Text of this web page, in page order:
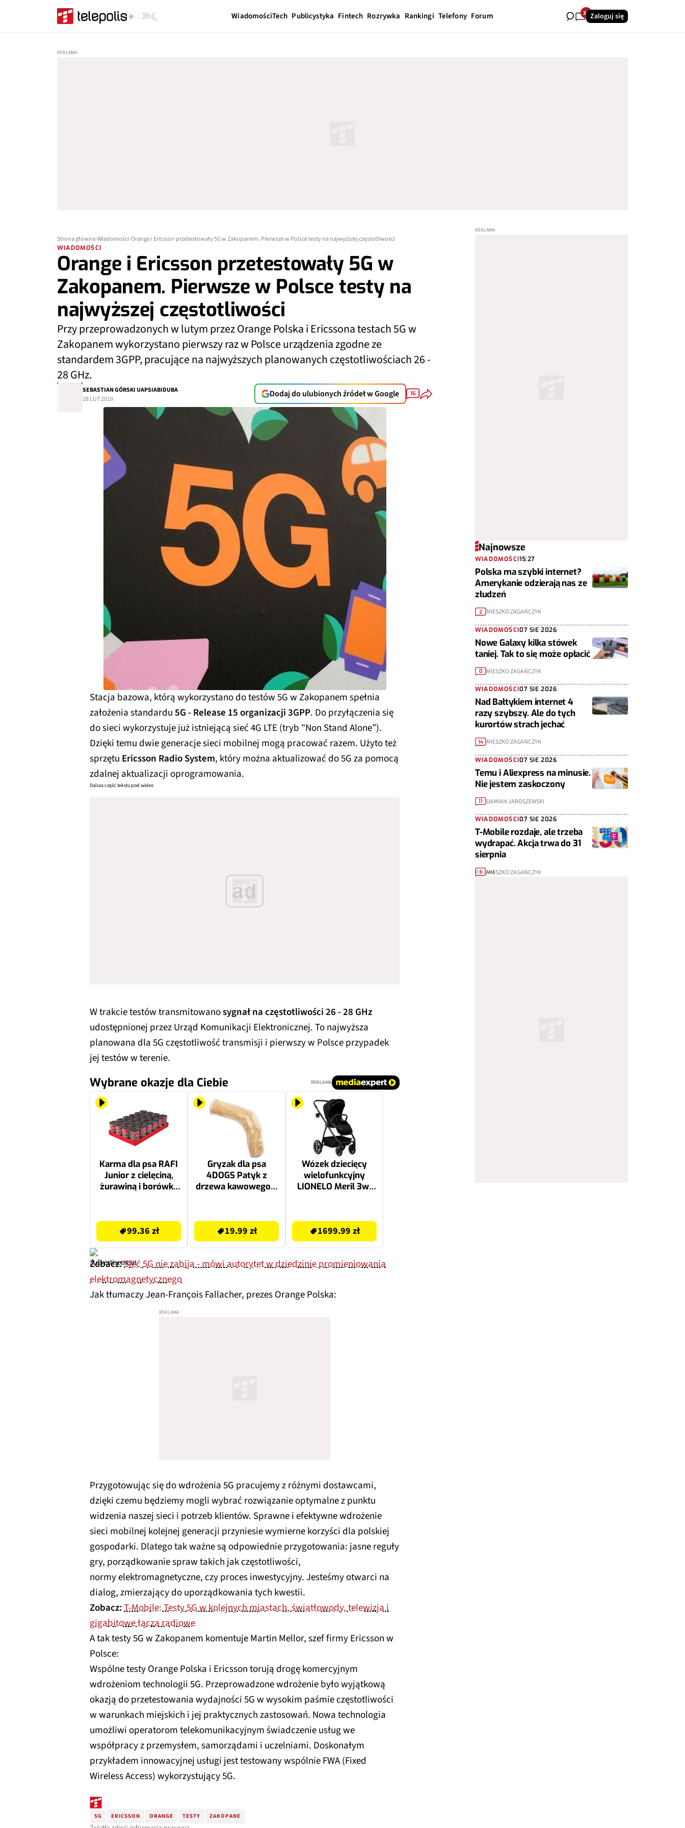
WiadomościTech Publicystyka Fintech Rozrywka Rankingi Telefony Forum 30Zaloguj się
Strona główna Wiadomości Orange i Ericsson przetestowały 5G w Zakopanem. Pierwsze w Polsce testy na najwyższej częstotliwości
WIADOMOŚCI
Orange i Ericsson przetestowały 5G w
Zakopanem. Pierwsze w Polsce testy na
najwyższej częstotliwości
Przy przeprowadzonych w lutym przez Orange Polska i Ericssona testach 5G w
Zakopanem wykorzystano pierwszy raz w Polsce urządzenia zgodne ze
standardem 3GPP, pracujące na najwyższych planowanych częstotliwościach 26 -
28 GHz.
SEBASTIAN GÓRSKI UAPSIABIDUBA
28 LUT 2019
Dodaj do ulubionych źródeł w Google 16
Stacja bazowa, którą wykorzystano do testów 5G w Zakopanem spełnia
założenia standardu5G - Release 15 organizacji 3GPP. Do przyłączenia się
do sieci wykorzystuje już istniejącą sieć 4G LTE (tryb "Non Stand Alone”).
Dzięki temu dwie generacje sieci mobilnej mogą pracować razem. Użyto też
sprzętu Ericsson Radio System, który można aktualizować do 5G za pomocą
zdalnej aktualizacji oprogramowania.
Dalsza część tekstu pod wideo
ad
W trakcie testów transmitowanosygnał na częstotliwości 26 - 28 GHz
udostępnionej przez Urząd Komunikacji Elektronicznej. To najwyższa
planowana dla 5G częstotliwość transmisji i pierwszy w Polsce przypadek
jej testów w terenie.
Wybrane okazje dla Ciebie REKLAMA
Karma dla psa RAFI
Junior z cielęciną,
żurawiną i borówką
99.36 zł
Gryzak dla psa
4DOGS Patyk z
drzewa kawowego L
19.99 zł
Wózek dziecięcy
wielofunkcyjny
LIONELO Meril 3w1
1699.99 zł
Zobacz:Sieć 5G nie zabija - mówi autorytet w dziedzinie promieniowania
elektromagnetycznego
Jak tłumaczy Jean-François Fallacher, prezes Orange Polska:
Przygotowując się do wdrożenia 5G pracujemy z różnymi dostawcami,
dzięki czemu będziemy mogli wybrać rozwiązanie optymalne z punktu
widzenia naszej sieci i potrzeb klientów. Sprawne i efektywne wdrożenie
sieci mobilnej kolejnej generacji przyniesie wymierne korzyści dla polskiej
gospodarki. Dlatego tak ważne są odpowiednie przygotowania: jasne reguły
gry, porządkowanie spraw takich jak częstotliwości,
normy elektromagnetyczne, czy proces inwestycyjny. Jesteśmy otwarci na
dialog, zmierzający do uporządkowania tych kwestii.
Zobacz:T-Mobile: Testy 5G w kolejnych miastach, światłowody, telewizja i
gigabitowe łącza radiowe
A tak testy 5G w Zakopanem komentuje Martin Mellor, szef firmy Ericsson w
Polsce:
Wspólne testy Orange Polska i Ericsson torują drogę komercyjnym
wdrożeniom technologii 5G. Przeprowadzone wdrożenie było wyjątkową
okazją do przetestowania wydajności 5G w wysokim paśmie częstotliwości
w warunkach miejskich i jej praktycznych zastosowań. Nowa technologia
umożliwi operatorom telekomunikacyjnym świadczenie usług we
współpracy z przemysłem, samorządami i uczelniami. Doskonałym
przykładem innowacyjnej usługi jest testowany wspólnie FWA (Fixed
Wireless Access) wykorzystujący 5G.
5G ERICSSON ORANGE TESTY ZAKOPANE
Najnowsze
WIADOMOŚCI15:27
Polska ma szybki internet?
Amerykanie odzierają nas ze
złudzeń
2 MIESZKO ZAGAŃCZYK
WIADOMOŚCI07 SIE 2026
Nowe Galaxy kilka stówek
taniej. Tak to się może opłacić
0 MIESZKO ZAGAŃCZYK
WIADOMOŚCI07 SIE 2026
Nad Bałtykiem internet 4
razy szybszy. Ale do tych
kurortów strach jechać
14 MIESZKO ZAGAŃCZYK
WIADOMOŚCI07 SIE 2026
Temu i Aliexpress na minusie.
Nie jestem zaskoczony
11 DAMIAN JAROSZEWSKI
WIADOMOŚCI07 SIE 2026
T-Mobile rozdaje, ale trzeba
wydrapać. Akcja trwa do 31
sierpnia
1 MIESZKO ZAGAŃCZYK